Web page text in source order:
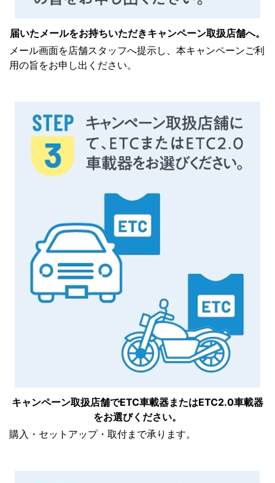
届いたメールをお持ちいただきキャンペーン取扱店舗へ。
メール画面を店舗スタッフへ提示し、本キャンペーンご利
用の旨をお申し出ください。
キャンペーン取扱店舗でETC車載器またはETC2.0車載器
をお選びください。
購入・セットアップ・取付まで承ります。